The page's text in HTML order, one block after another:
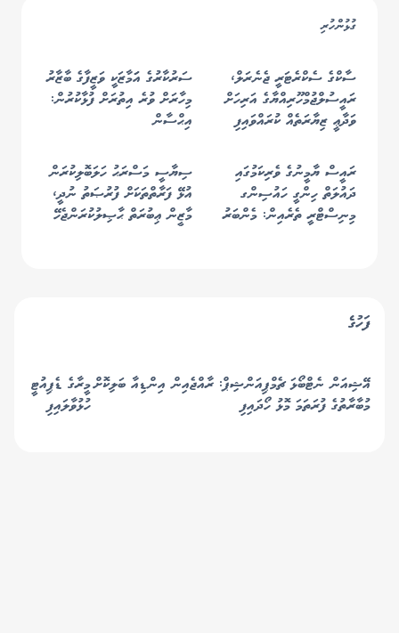
ގުޅުންހުރި
ސާކްގެ ސެކްރެޓަރީ ޖެނެރަލް،
ރައީސުލްޖުމްހޫރިއްޔާގެ އަރިހަށް
ވަދާޢީ ޒިޔާރަތެއް ކުރައްވައިފި
ސަރުކާރުގެ އަަމާޒަކީ ވަޒީފާގެ ބާޒާރު
މިހާރަށް ވުރެ އިތުރަށް ފުޅާކުރުން:
އިޙްސާން
ރައީސް ޔާމީނުގެ ވެރިކަމުގައި
ދައުލަތް ހިންގީ ހައުސިންގ
މިނިސްޓްރީ ތެރެއިން: މެންބަރު
ސިޔާސީ މަސްރަޙު ހަލަބޮލިކުރަން
އުޅޭ ފަރާތްތަކަށް ފުރުޞަތު ނުދީ،
މާޒީން ޢިބުރަތް ޙާޞިލުކުރަންޖެހޭ
ފަހުގެ
އޭޝިއަން ނެޓްބޯޅަ ޗެމްޕިއަންޝިޕް: ރާއްޖެއިން އިންޑިއާ ބަލިކޮށް
މުބާރާތުގެ ފުރަތަމަ މޮޅު ހޯދައިފި
މީރާގެ ޑެޕިއުޓީ
ހުޅުވާލައިފި